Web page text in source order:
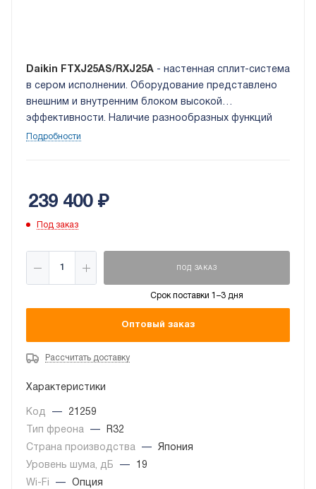
Daikin FTXJ25AS/RXJ25A - настенная сплит-система
в сером исполнении. Оборудование представлено
внешним и внутренним блоком высокой
эффективности. Наличие разнообразных функций
позволяет адаптировать работу устройства под
Подробности
239 400₽
Под заказ
ПОД ЗАКАЗ
Срок поставки 1–3 дня
Оптовый заказ
Рассчитать доставку
Характеристики
Код —
21259
Тип фреона
—
R32
Страна производства
—
Япония
Уровень шума, дБ
—
19
Wi-Fi
—
Опция